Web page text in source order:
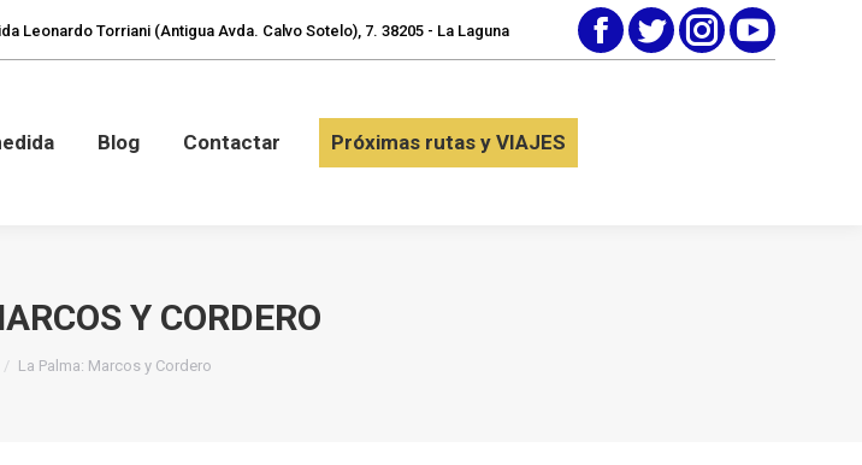
Leonardo Torriani (Antigua Avda. Calvo Sotelo), 7. 38205 - La Laguna
FacebookTwitterInstagramYouTube
Blog Contactar Próximas rutas y VIAJES
Y CORDERO
La Palma: Marcos y Cordero